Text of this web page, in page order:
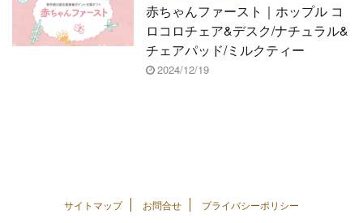
赤ちゃんファースト｜ホップル コ
ロコロチェア&デスク/ナチュラル&
チェアパッド/ミルクティー
2024/12/19
サイトマップ お問合せ プライバシーポリシー